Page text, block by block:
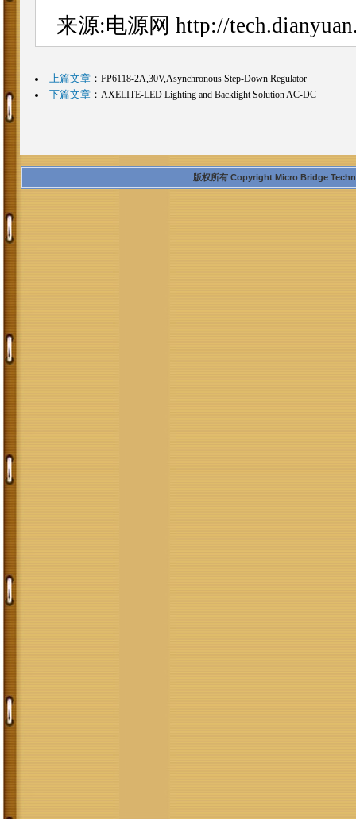
来源:电源网 http://
上篇文章： FP6118-2A,30V,Asynchronous Step-Down Regulator
下篇文章： AXELITE-LED Lighting and Backlight Solution AC-DC
版权所有 Copyright Micro Bridge